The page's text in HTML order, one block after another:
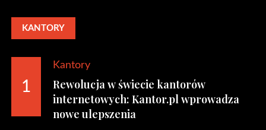
KANTORY
1
Kantory
Rewolucja w świecie kantorów
internetowych: Kantor.pl wprowadza
nowe ulepszenia